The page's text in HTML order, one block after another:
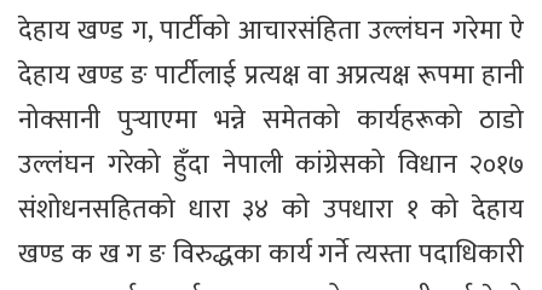
देहाय खण्ड ग, पार्टीको आचारसंहिता उल्लंघन गरेमा ऐ
देहाय खण्ड ङ पार्टीलाई प्रत्यक्ष वा अप्रत्यक्ष रूपमा हानी
नोक्सानी पुर्‍याएमा भन्ने समेतको कार्यहरूको ठाडो
उल्लंघन गरेको हुँदा नेपाली कांग्रेसको विधान २०१७
संशोधनसहितको धारा ३४ को उपधारा १ को देहाय
खण्ड क ख ग ङ विरुद्धका कार्य गर्ने त्यस्ता पदाधिकारी